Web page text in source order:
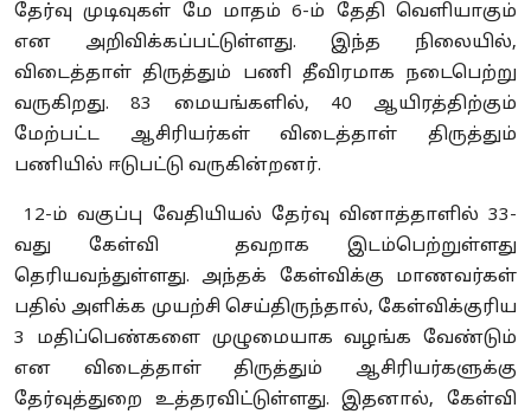
தேர்வு முடிவுகள் மே மாதம் 6-ம் தேதி வெளியாகும்
என அறிவிக்கப்பட்டுள்ளது. இந்த நிலையில்,
விடைத்தாள் திருத்தும் பணி தீவிரமாக நடைபெற்று
வருகிறது. 83 மையங்களில், 40 ஆயிரத்திற்கும்
மேற்பட்ட ஆசிரியர்கள் விடைத்தாள் திருத்தும்
பணியில் ஈடுபட்டு வருகின்றனர்.
12-ம் வகுப்பு வேதியியல் தேர்வு வினாத்தாளில் 33-
வது கேள்வி தவறாக இடம்பெற்றுள்ளது
தெரியவந்துள்ளது. அந்தக் கேள்விக்கு மாணவர்கள்
பதில் அளிக்க முயற்சி செய்திருந்தால், கேள்விக்குரிய
3 மதிப்பெண்களை முழுமையாக வழங்க வேண்டும்
என விடைத்தாள் திருத்தும் ஆசிரியர்களுக்கு
தேர்வுத்துறை உத்தரவிட்டுள்ளது. இதனால், கேள்வி